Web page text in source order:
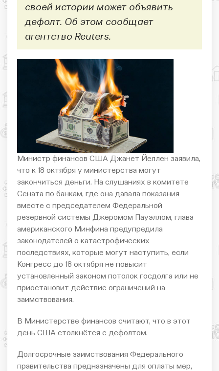
своей истории может объявить
дефолт. Об этом сообщает
агентство Reuters.
Министр финансов США Джанет Йеллен заявила,
что к 18 октября у министерства могут
закончиться деньги. На слушаниях в комитете
Сената по банкам, где она давала показания
вместе с председателем Федеральной
резервной системы Джеромом Пауэллом, глава
американского Минфина предупредила
законодателей о катастрофических
последствиях, которые могут наступить, если
Конгресс до 18 октября не повысит
установленный законом потолок госдолга или не
приостановит действие ограничений на
заимствования.
В Министерстве финансов считают, что в этот
день США столкнётся с дефолтом.
Долгосрочные заимствования Федерального
правительства предназначены для оплаты мер,